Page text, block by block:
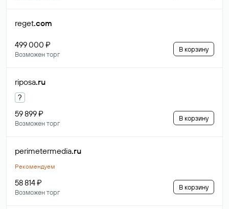
reget.com
499 000 ₽
Возможен торг
В корзину
riposa.ru
?
59 899 ₽
Возможен торг
В корзину
perimetermedia.ru
Рекомендуем
58 814 ₽
Возможен торг
В корзину